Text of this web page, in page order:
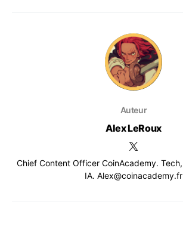
Auteur
Alex LeRoux
Chief Content Officer CoinAcademy.
IA. Alex@coinacademy.fr